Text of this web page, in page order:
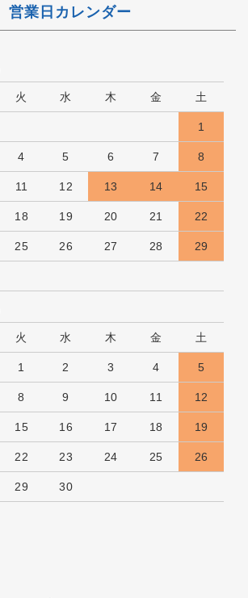
営業日カレンダー
火 水 木 金 土
1
4 5 6 7 8
11 12 13 14 15
18 19 20 21 22
25 26 27 28 29
火 水 木 金 土
1 2 3 4 5
8 9 10 11 12
15 16 17 18 19
22 23 24 25 26
29 30